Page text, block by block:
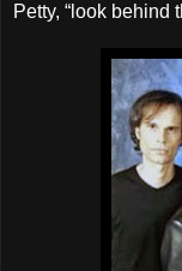
Petty, “look behind